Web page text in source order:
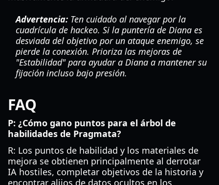
Advertencia: Ten cuidado al navegar por la
cuadrícula de hackeo. Si la puntería de Diana es
desviada del objetivo por un ataque enemigo, se
pierde la conexión. Prioriza las mejoras de
"Estabilidad" para ayudar a Diana a mantener su
fijación incluso bajo presión.
FAQ
P: ¿Cómo gano puntos para el árbol de
habilidades de Pragmata?
R: Los puntos de habilidad y los materiales de
mejora se obtienen principalmente al derrotar
IA hostiles, completar objetivos de la historia y
encontrar alijos de datos ocultos en los